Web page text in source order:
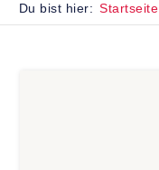
Du bist hier: Startseite